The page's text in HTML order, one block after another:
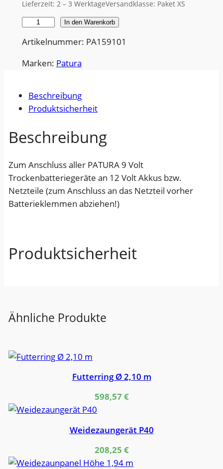
Lieferzeit: 2 – 3 WerktageVersandklasse: Paket XS
r
ä
a
n
c
l
u
s
s
e
M
g
In den Warenkorb
Artikelnummer: PA159101
Marken: Patura
Beschreibung
Produktsicherheit
Beschreibung
Zum Anschluss aller PATURA 9 Volt
Trockenbatteriegeräte an 12 Volt Akkus bzw.
Netzteile (zum Anschluss an das Netzteil vorher
Batterieklemmen abziehen!)
Produktsicherheit
Ähnliche Produkte
Futterring Ø 2,10 m
598,57€
Weidezaungerät P40
208,25 €